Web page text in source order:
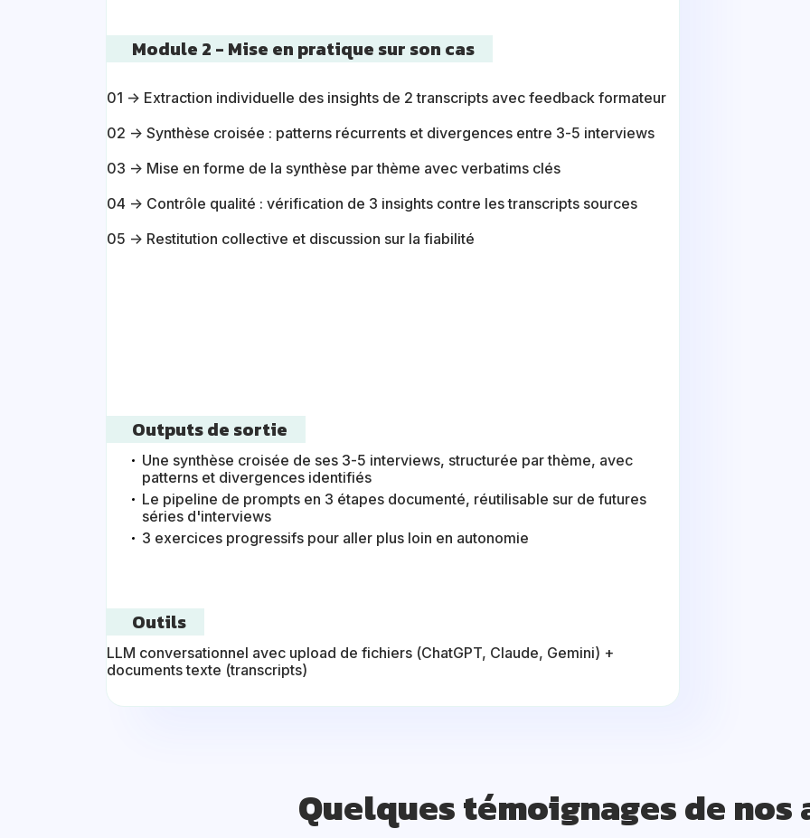
Module 2 - Mise en pratique sur son cas
01 → Extraction individuelle des insights de 2 transcripts avec feedback formateur
02 → Synthèse croisée : patterns récurrents et divergences entre 3-5 interviews
03 → Mise en forme de la synthèse par thème avec verbatims clés
04 → Contrôle qualité : vérification de 3 insights contre les transcripts sources
05 → Restitution collective et discussion sur la fiabilité
Outputs de sortie
Une synthèse croisée de ses 3-5 interviews, structurée par thème, avec
patterns et divergences identifiés
Le pipeline de prompts en 3 étapes documenté, réutilisable sur de futures
séries d'interviews
3 exercices progressifs pour aller plus loin en autonomie
Outils
LLM conversationnel avec upload de fichiers (ChatGPT, Claude, Gemini) +
documents texte (transcripts)
Quelques témoignages de nos